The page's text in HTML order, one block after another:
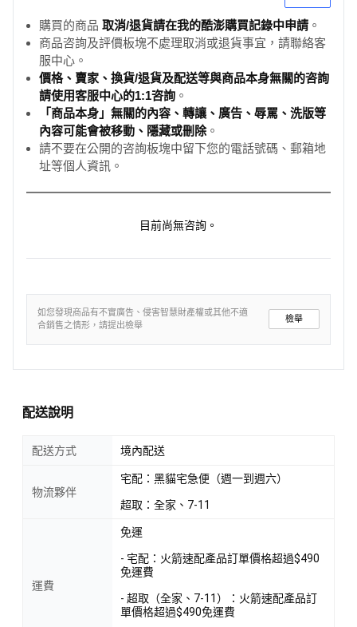
購買的商品 取消/退貨請在我的酷澎購買記錄中申請 。
商品咨詢及評價板塊不處理取消或退貨事宜，請聯絡客
服中心。
價格、賣家、換貨/退貨及配送等與商品本身無關的咨詢
請使用客服中心的1:1咨詢 。
「商品本身」無關的內容、轉讓、廣告、辱罵、洗版等
內容可能會被移動、隱藏或刪除。
請不要在公開的咨詢板塊中留下您的電話號碼、郵箱地
址等個人資訊。
目前尚無咨詢。
如您發現商品有不實廣告、侵害智慧財產權或其他不適
合銷售之情形，請提出檢舉
檢舉
配送說明
配送方式 境內配送
物流夥伴
宅配：黑貓宅急便（週一到週六）
超取：全家、7-11
運費
免運
- 宅配：火箭速配產品訂單價格超過$490
免運費
- 超取（全家、7-11）：火箭速配產品訂
單價格超過$490免運費